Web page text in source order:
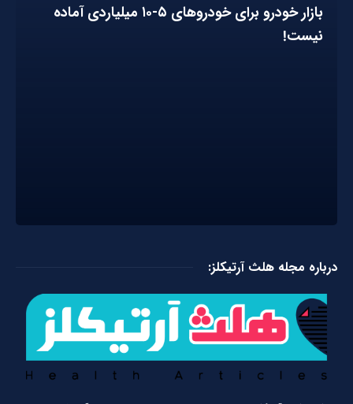
بازار خودرو برای خودروهای ۵-۱۰ میلیاردی آماده
نیست!
درباره مجله هلث آرتیکلز: